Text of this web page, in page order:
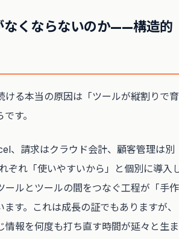
なくならないのか——構造的
ける本当の原因は「ツールが縦割りで育
す。
、請求はクラウド会計、顧客管理は別
れ「使いやすいから」と個別に導入
ールとツールの間をつなぐ工程が「手作
ます。これは成長の証でもありますが、
情報を何度も打ち直す時間が延々と生ま